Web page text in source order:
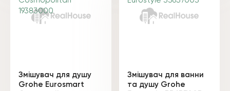
Змішувач для душу
Grohe Eurosmart
Змішувач для ванни
та душу Grohe